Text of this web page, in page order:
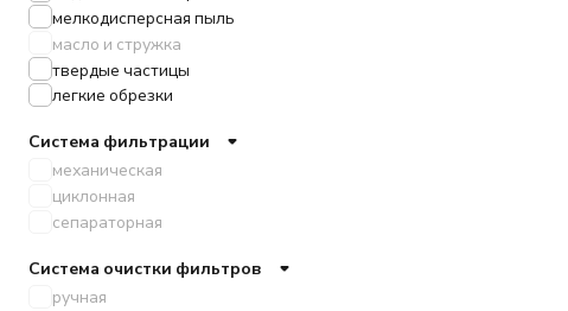
мелкодисперсная пыль
масло и стружка
твердые частицы
легкие обрезки
Система фильтрации
механическая
циклонная
сепараторная
Система очистки фильтров
ручная